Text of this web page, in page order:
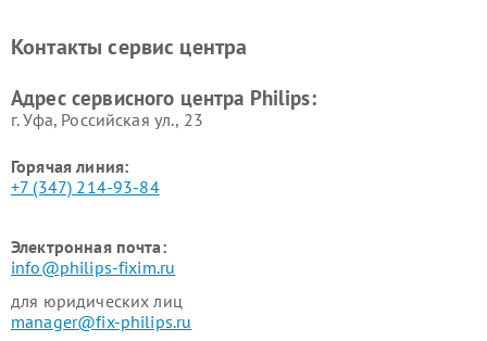
Ремонт стиральных машин
Ремонт увлажнителей
Контакты сервис центра
Адрес сервисного центра Philips:
г. Уфа, Российская ул., 23
Горячая линия:
+7 (347) 214-93-84
Электронная почта:
info@philips-fixim.ru
для юридических лиц
manager@fix-philips.ru